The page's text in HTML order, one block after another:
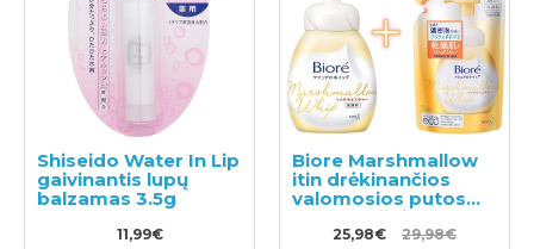
Shiseido Water In Lip
gaivinantis lupų
balzamas 3.5g
11,99€
Biore Marshmallow
itin drėkinančios
valomosios putos
150ml + užpildas
130ml25,98€ 29,98€